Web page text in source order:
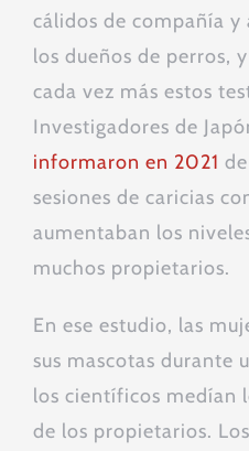
cálidos de compañía y
los dueños de perros,
cada vez más estos
Investigadores de
informaron en 2021
sesiones de caricias
aumentaban los
muchos propietarios.
En ese estudio, las
sus mascotas durante
los científicos medían
de los propietarios.